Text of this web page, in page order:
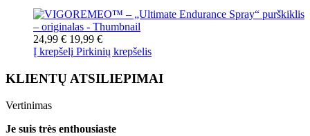
24,99 € 19,99 €
Į krepšelį Pirkinių krepšelis
KLIENTŲ ATSILIEPIMAI
Vertinimas
Je suis très enthousiaste